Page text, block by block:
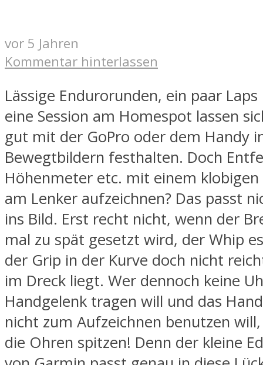
vor 5 Jahren
Kommentar hinterlassen
Lässige Endurorunden, ein paar
eine Session am Homespot lassen
gut mit der GoPro oder dem Handy
Bewegtbildern festhalten. Doch
Höhenmeter etc. mit einem
am Lenker aufzeichnen? Das passt
ins Bild. Erst recht nicht, wenn der
mal zu spät gesetzt wird, der Whip
der Grip in der Kurve doch nicht
im Dreck liegt. Wer dennoch keine
Handgelenk tragen will und das
nicht zum Aufzeichnen benutzen
die Ohren spitzen! Denn der kleine